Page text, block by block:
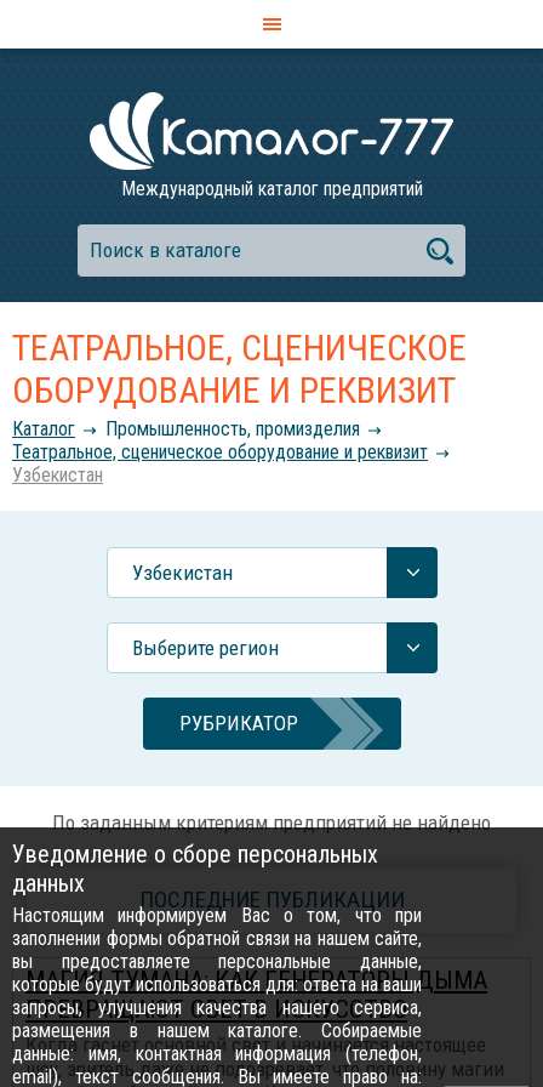
Международный каталог предприятий
ТЕАТРАЛЬНОЕ, СЦЕНИЧЕСКОЕ
ОБОРУДОВАНИЕ И РЕКВИЗИТ
Каталог
Промышленность, промизделия
Театральное, сценическое оборудование и реквизит
Узбекистан
Узбекистан
Выберите регион
РУБРИКАТОР
По заданным критериям предприятий не найдено
ПОСЛЕДНИЕ ПУБЛИКАЦИИ
МАГИЯ ТУМАНА: КАК ГЕНЕРАТОРЫ ДЫМА
ПРЕВРАЩАЮТ СВЕТ В ИСКУССТВО
Когда гаснет основной свет и начинается настоящее
шоу, зритель даже не подозревает, что половину магии
Уведомление о сборе персональных
данных
Настоящим информируем Вас о том, что при
заполнении формы обратной связи на нашем сайте,
вы предоставляете персональные данные,
которые будут использоваться для: ответа на ваши
запросы, улучшения качества нашего сервиса,
размещения в нашем каталоге. Собираемые
данные: имя, контактная информация (телефон,
email), текст сообщения. Вы имеете право на: